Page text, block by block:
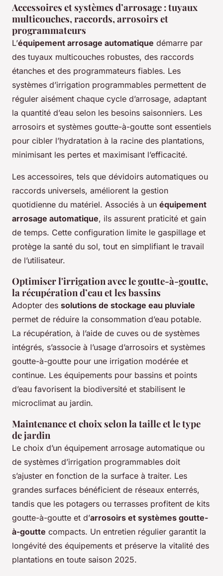
Accessoires et systèmes d’arrosage : tuyaux
multicouches, raccords, arrosoirs et
programmateurs
L’équipement arrosage automatique démarre par
des tuyaux multicouches robustes, des raccords
étanches et des programmateurs fiables. Les
systèmes d’irrigation programmables permettent de
réguler aisément chaque cycle d’arrosage, adaptant
la quantité d’eau selon les besoins saisonniers. Les
arrosoirs et systèmes goutte-à-goutte sont essentiels
pour cibler l’hydratation à la racine des plantations,
minimisant les pertes et maximisant l’efficacité.
Les accessoires, tels que dévidoirs automatiques ou
raccords universels, améliorent la gestion
quotidienne du matériel. Associés à un équipement
arrosage automatique, ils assurent praticité et gain
de temps. Cette configuration limite le gaspillage et
protège la santé du sol, tout en simplifiant le travail
de l’utilisateur.
Optimiser l'irrigation avec le goutte-à-goutte,
la récupération d’eau et les bassins
Adopter des solutions de stockage eau pluviale
permet de réduire la consommation d’eau potable.
La récupération, à l’aide de cuves ou de systèmes
intégrés, s’associe à l’usage d’arrosoirs et systèmes
goutte-à-goutte pour une irrigation modérée et
continue. Les équipements pour bassins et points
d’eau favorisent la biodiversité et stabilisent le
microclimat au jardin.
Maintenance et choix selon la taille et le type
de jardin
Le choix d’un équipement arrosage automatique ou
de systèmes d’irrigation programmables doit
s’ajuster en fonction de la surface à traiter. Les
grandes surfaces bénéficient de réseaux enterrés,
tandis que les potagers ou terrasses profitent de kits
goutte-à-goutte et d’arrosoirs et systèmes goutte-
à-goutte compacts. Un entretien régulier garantit la
longévité des équipements et préserve la vitalité des
plantations en toute saison 2025.